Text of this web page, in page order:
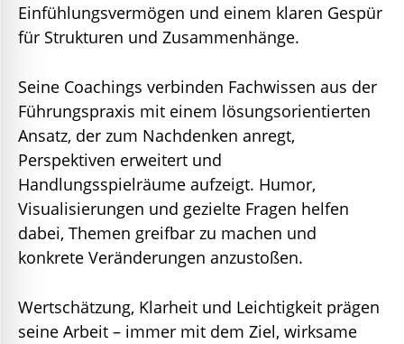
Einfühlungsvermögen und einem klaren Gespür
für Strukturen und Zusammenhänge.
Seine Coachings verbinden Fachwissen aus der
Führungspraxis mit einem lösungsorientierten
Ansatz, der zum Nachdenken anregt,
Perspektiven erweitert und
Handlungsspielräume aufzeigt. Humor,
Visualisierungen und gezielte Fragen helfen
dabei, Themen greifbar zu machen und
konkrete Veränderungen anzustoßen.
Wertschätzung, Klarheit und Leichtigkeit prägen
seine Arbeit – immer mit dem Ziel, wirksame